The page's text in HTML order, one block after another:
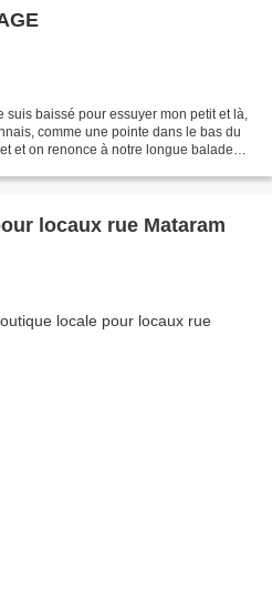
suis baissé pour essuyer mon petit et là,
comme une pointe dans le bas du
et on renonce à notre longue balade
locaux rue Mataram